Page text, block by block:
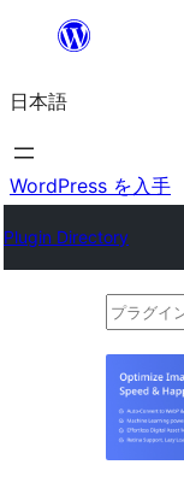
を
ス
キ
プ
日本語
WordPress を入手
Plugin Directory
プ
グ
イ
ン